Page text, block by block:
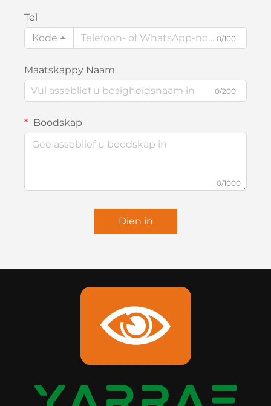
Tel
Kode
0/100
Maatskappy Naam
0/200
Boodskap
0/1000
Dien in